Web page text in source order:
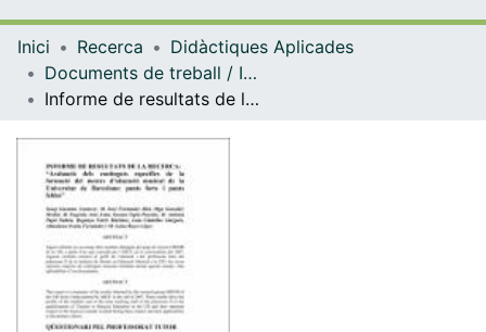
Navega per tot el DD
Com publicar
Contacte
Inici Recerca
Didàctiques Aplicades
Documents de treball / Informes (Didàctiques Aplicades)
Informe de resultats de la recerca: "Avaluació dels continguts especí­fics de la formació del mestre d'educació musical de la Universitat de Barcelona: punts forts i punts febles"